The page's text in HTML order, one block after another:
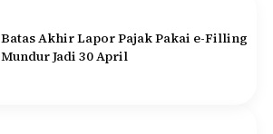
Batas Akhir Lapor Pajak Pakai e-Filling
Mundur Jadi 30 April